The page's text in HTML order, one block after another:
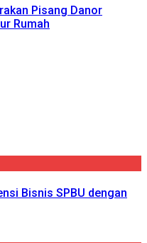
Pisang Danor
Rumah
Bisnis SPBU dengan